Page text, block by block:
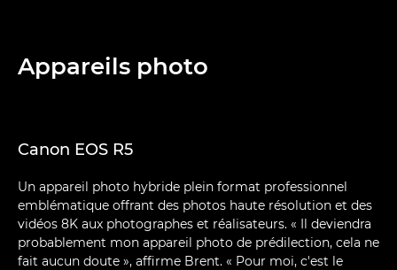
Appareils photo
Canon EOS R5
Un appareil photo hybride plein format professionnel
emblématique offrant des photos haute résolution et des
vidéos 8K aux photographes et réalisateurs. « Il deviendra
probablement mon appareil photo de prédilection, cela ne
fait aucun doute », affirme Brent. « Pour moi, c'est le